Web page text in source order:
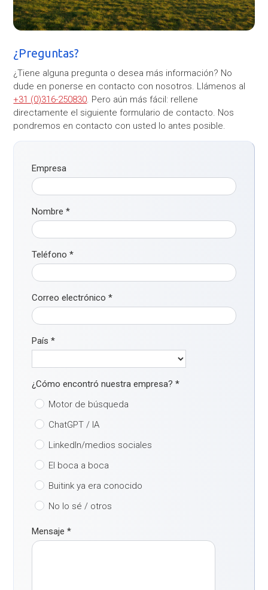
¿Preguntas?
¿Tiene alguna pregunta o desea más información? No
dude en ponerse en contacto con nosotros. Llámenos al
+31 (0)316-250830 . Pero aún más fácil: rellene
directamente el siguiente formulario de contacto. Nos
pondremos en contacto con usted lo antes posible.
Empresa
Nombre*
Teléfono*
Correo electrónico*
País*
¿Cómo encontró nuestra empresa?*
Motor de búsqueda
ChatGPT / IA
LinkedIn/medios sociales
El boca a boca
Buitink ya era conocido
No lo sé / otros
Mensaje*